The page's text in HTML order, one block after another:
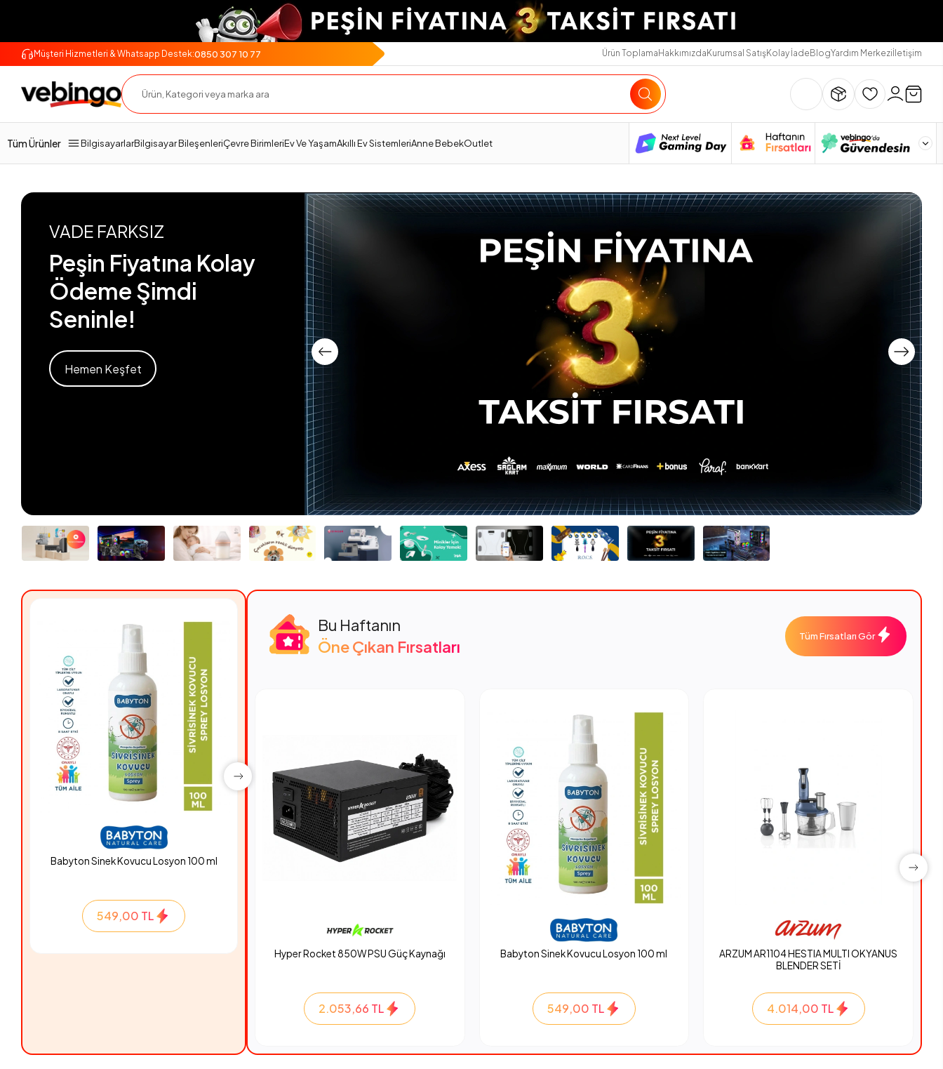
Müşteri Hizmetleri & Whatsapp Destek:0850 307 10 77 Ürün ToplamaHakkımızdaKurumsal SatışKolay İadeBlogYardım Merkeziİletişim
Tüm Ürünler BilgisayarlarBilgisayar BileşenleriÇevre BirimleriEv Ve YaşamAkıllı Ev SistemleriAnne BebekOutlet
VADE FARKSIZ
Peşin Fiyatına Kolay
Ödeme Şimdi
Seninle!
Hemen Keşfet
Babyton Sinek Kovucu Losyon 100 ml
549,00 TL
Hyper Rocket 850W PSU Güç Kaynağı
Bu Haftanın
Öne Çıkan Fırsatları
Tüm Fırsatları Gör
Hyper Rocket 850W PSU Güç Kaynağı
2.053,66 TL
Babyton Sinek Kovucu Losyon 100 ml
549,00 TL
ARZUM AR1104 HESTIA MULTI OKYANUS
BLENDER SETİ
4.014,00 TL